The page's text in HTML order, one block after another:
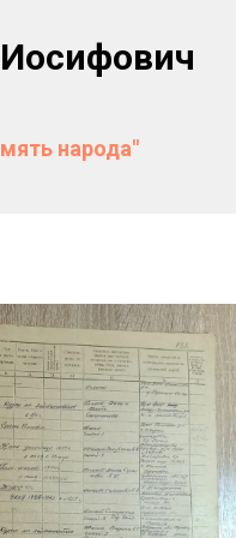
народа"